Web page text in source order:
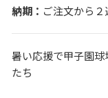
ご注文から
暑い応援で甲子園
たち